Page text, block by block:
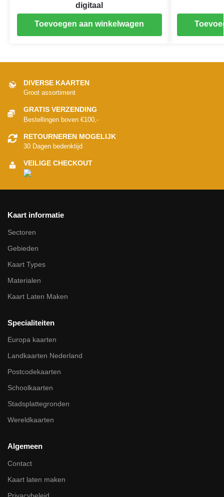
digitaal
Toevoegen aan winkelwagen
DIVERSE KAARTEN
Groot assortiment
GRATIS VERZENDING
Bestellingen boven €100,-
RETOURNEREN MOGELIJK
30 Dagen bedenktijd
VEILIGE CHECKOUT
Kaart informatie
Sectoren
Gebieden
Kaart Types
Materialen
Kaart Laten Maken
Specialiteiten
Europa kaarten
Landkaarten Nederland
Postcodekaarten
Schoolkaarten
Stadsplattegronden
Wereldkaarten
Algemeen
Contact
Kaart laten maken
Privacybeleid